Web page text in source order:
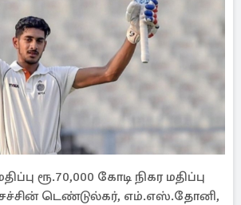
ரூ.70,000 கோடி நிகர மதிப்பு
டெண்டுல்கர், எம்.எஸ்.தோனி,